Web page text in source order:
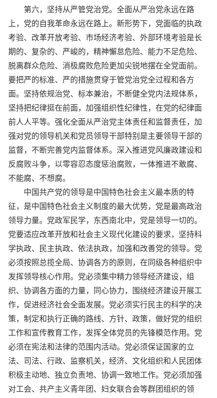
第六，坚持从严管党治党。全面从严治党永远在路
上，党的自我革命永远在路上。新形势下，党面临的执政
考验、改革开放考验、市场经济考验、外部环境考验是长
期的、复杂的、严峻的，精神懈怠危险、能力不足危险、
脱离群众危险、消极腐败危险更加尖锐地摆在全党面前。
要把严的标准、严的措施贯穿于管党治党全过程和各方
面。坚持依规治党、标本兼治，不断健全党内法规体系，
坚持把纪律挺在前面，加强组织性纪律性，在党的纪律面
前人人平等。强化全面从严治党主体责任和监督责任，加
强对党的领导机关和党员领导干部特别是主要领导干部的
监督，不断完善党内监督体系。深入推进党风廉政建设和
反腐败斗争，以零容忍态度惩治腐败，一体推进不敢腐、
不能腐、不想腐。
中国共产党的领导是中国特色社会主义最本质的特
征，是中国特色社会主义制度的最大优势，党是最高政治
领导力量。党政军民学，东西南北中，党是领导一切的。
党要适应改革开放和社会主义现代化建设的要求，坚持科
学执政、民主执政、依法执政，加强和改善党的领导。党
必须按照总揽全局、协调各方的原则，在同级各种组织中
发挥领导核心作用。党必须集中精力领导经济建设，组
织、协调各方面的力量，同心协力，围绕经济建设开展工
作，促进经济社会全面发展。党必须实行民主的科学的决
策，制定和执行正确的路线、方针、政策，做好党的组织
工作和宣传教育工作，发挥全体党员的先锋模范作用。党
必须在宪法和法律的范围内活动。党必须保证国家的立
法、司法、行政、监察机关，经济、文化组织和人民团体
积极主动地、独立负责地、协调一致地工作。党必须加强
对工会、共产主义青年团、妇女联合会等群团组织的领